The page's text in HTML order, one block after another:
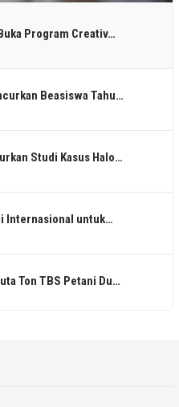
Program Creativ…
Beasiswa Tahu…
Studi Kasus Halo…
Internasional untuk…
Ton TBS Petani Du…